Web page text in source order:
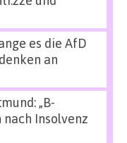
es die AfD
an
„B-
Insolvenz